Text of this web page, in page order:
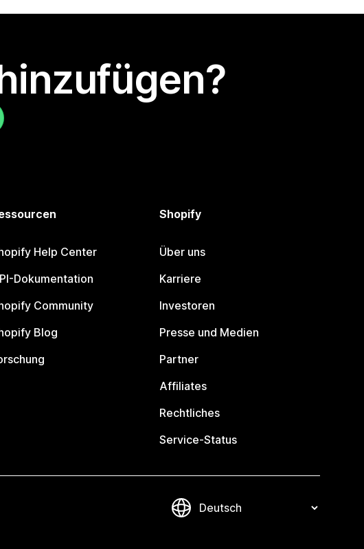
Help Center
Dokumentation
Community
Blog
Shopify
Über uns
Karriere
Investoren
Presse und Medien
Partner
Affiliates
Rechtliches
Service-Status